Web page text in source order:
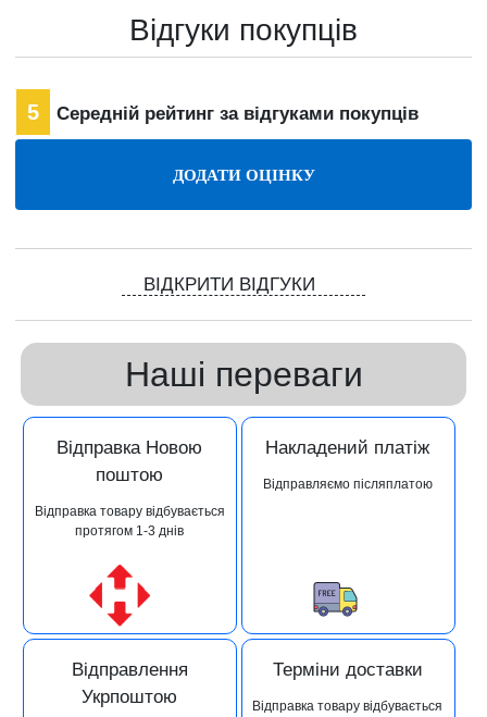
Відгуки покупців
5 Середній рейтинг за відгуками покупців
ВІДКРИТИ ВІДГУКИ
Наші переваги
Відправка Новою
поштою
Відправка товару відбувається
протягом 1-3 днів
Накладений платіж
Відправляємо післяплатою
Відправлення
Укрпоштою
Терміни доставки
Відправка товару відбувається